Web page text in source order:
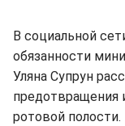
В социальной
обязанности
Уляна Супрун
предотвращения
ротовой